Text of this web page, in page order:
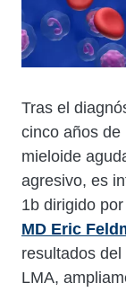
Cuerpo
Tras el
cinco años de
mieloide
agresivo, es
1b dirigido por
MD Eric
resultados
LMA,